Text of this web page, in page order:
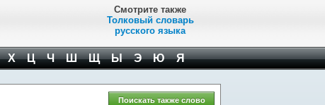
Смотрите также
Толковый словарь
русского языка
Х Ц Ч Ш Щ Ы Э Ю Я
Поискать также слово